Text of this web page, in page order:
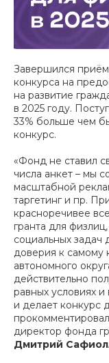
Завершился приём
конкурса на
на развитие
в 2025 году.
33% больше чем
конкурс.
«Фонд не ставил
числа анкет – мы
масштабной
таргетинг и пр.
красноречивее
гранта для
социальных
доверия к самому
автономного
действительно
равных условиях
и делает конкурс
директор фонда
Дмитрий